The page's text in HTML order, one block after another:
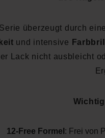
überzeugt durch eine
und intensive
Lack nicht ausbleicht
12-Free Formel : Frei von